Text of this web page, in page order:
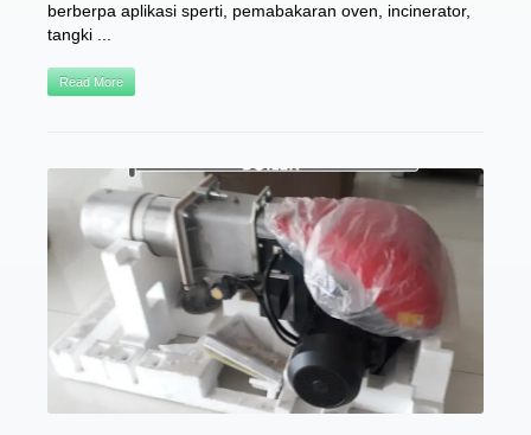
berberpa aplikasi sperti, pemabakaran oven, incinerator,
tangki ...
Read More